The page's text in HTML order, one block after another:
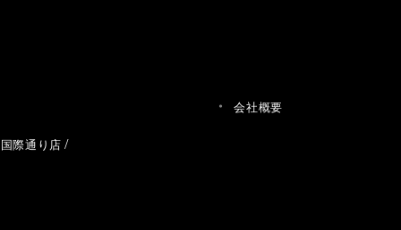
際通り店
会社概要